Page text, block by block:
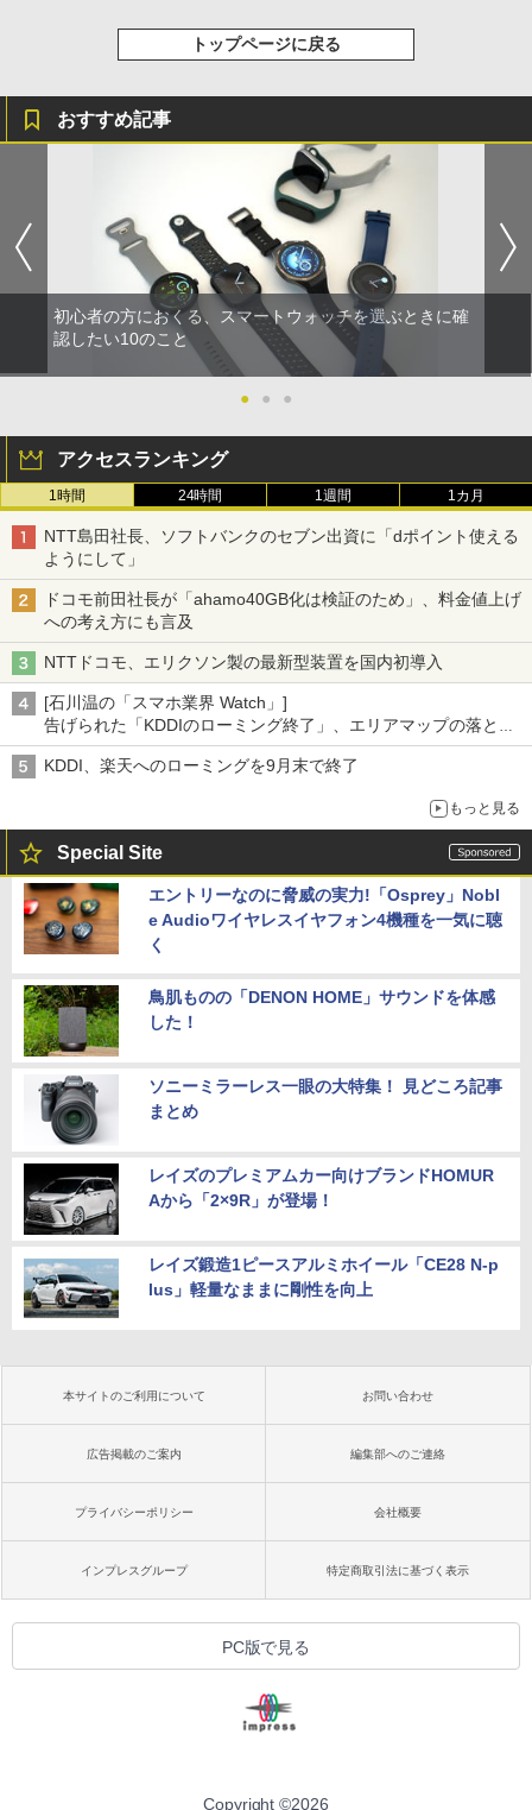
トップページに戻る
おすすめ記事
初心者の方におくる、スマートウォッチを選ぶときに確
認したい10のこと
● ● ●
アクセスランキング
1時間 24時間 1週間 1カ月
NTT島田社長、ソフトバンクのセブン出資に「dポイント使える
ようにして」
ドコモ前田社長が「ahamo40GB化は検証のため」、料金値上げ
への考え方にも言及
NTTドコモ、エリクソン製の最新型装置を国内初導入
[石川温の「スマホ業界 Watch」]
告げられた「KDDIのローミング終了」、エリアマップの落とし
穴と楽天モバイルの課題
KDDI、楽天へのローミングを9月末で終了
もっと見る
Special Site
エントリーなのに脅威の実力!「Osprey」Nobl
e Audioワイヤレスイヤフォン4機種を一気に聴
く
鳥肌ものの「DENON HOME」サウンドを体感
した！
ソニーミラーレス一眼の大特集！ 見どころ記事
まとめ
レイズのプレミアムカー向けブランドHOMUR
Aから「2×9R」が登場！
レイズ鍛造1ピースアルミホイール「CE28 N-p
lus」軽量なままに剛性を向上
本サイトのご利用について お問い合わせ
広告掲載のご案内 編集部へのご連絡
プライバシーポリシー 会社概要
インプレスグループ 特定商取引法に基づく表示
PC版で見る
Copyright ©2026